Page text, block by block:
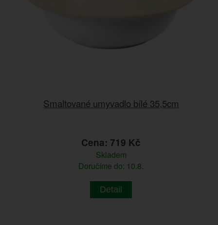
Smaltované umyvadlo bílé 35,5cm
Cena: 719 Kč
Skladem
Doručíme do: 10.8.
Detail